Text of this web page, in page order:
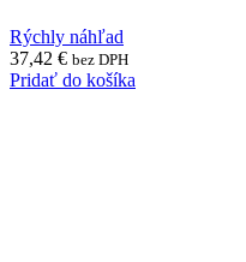
Rýchly náhľad
37,42 € bez DPH
Pridať do košíka